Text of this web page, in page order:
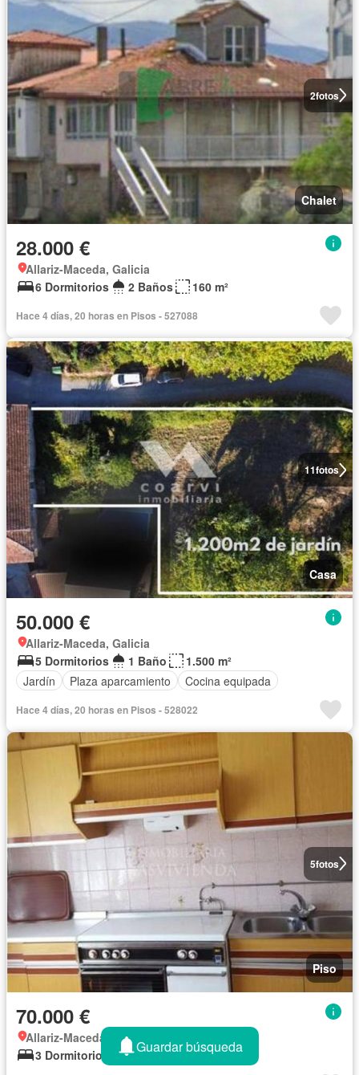
2fotos
Chalet
28.000 €
Allariz-Maceda, Galicia
6 Dormitorios
2 Baños 160 m²
Hace 4 días, 20 horas en Pisos - 527088
11fotos
Casa
50.000 €
Allariz-Maceda, Galicia
5 Dormitorios
1 Baño
1.500 m²
Jardín
Plaza aparcamiento Cocina equipada
Hace 4 días, 20 horas en Pisos - 528022
5fotos
Piso
70.000 €
Allariz-Maceda, Galicia
3 Dormitorios
1 Baño 138 m²
Guardar búsqueda